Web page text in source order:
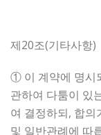
제20조(기타사항)
① 이 계약에 명시
관하여 다툼이 있
여 결정하되, 합의
및 일반관례에 따